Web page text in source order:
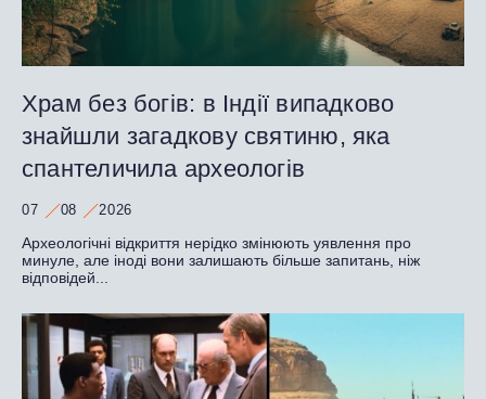
Храм без богів: в Індії випадково
знайшли загадкову святиню, яка
спантеличила археологів
07 08 2026
Археологічні відкриття нерідко змінюють уявлення про
минуле, але іноді вони залишають більше запитань, ніж
відповідей...